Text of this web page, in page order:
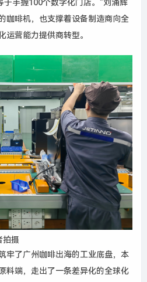
于手握100个数字化门店。”刘涌辉
咖啡机，也支撑着设备制造商向全
运营能力提供商转型。
摄​
牢了广州咖啡出海的工业底盘，本
料端，走出了一条差异化的全球化